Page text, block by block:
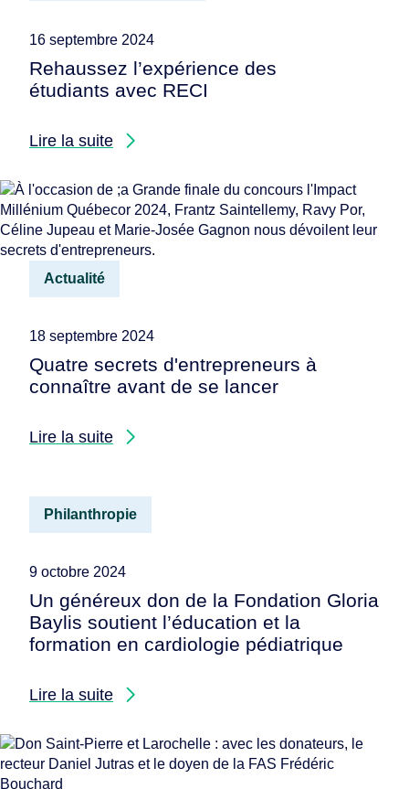
16 septembre 2024
Rehaussez l’expérience des
étudiants avec RECI
Lire la suite
Actualité
18 septembre 2024
Quatre secrets d'entrepreneurs à
connaître avant de se lancer
Lire la suite
Philanthropie
9 octobre 2024
Un généreux don de la Fondation Gloria
Baylis soutient l’éducation et la
formation en cardiologie pédiatrique
Lire la suite